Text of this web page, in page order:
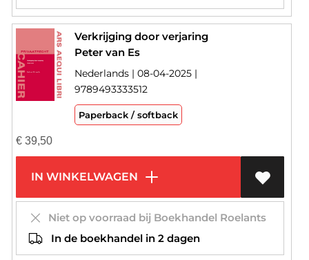
Verkrijging door verjaring
Peter van Es
Nederlands | 08-04-2025 |
9789493333512
Paperback / softback
€39,50
IN WINKELWAGEN
Niet op voorraad bij Boekhandel Roelants
In de boekhandel in 2 dagen